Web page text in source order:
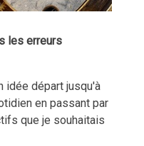
les erreurs
idée départ jusqu'à
en passant par
que je souhaitais